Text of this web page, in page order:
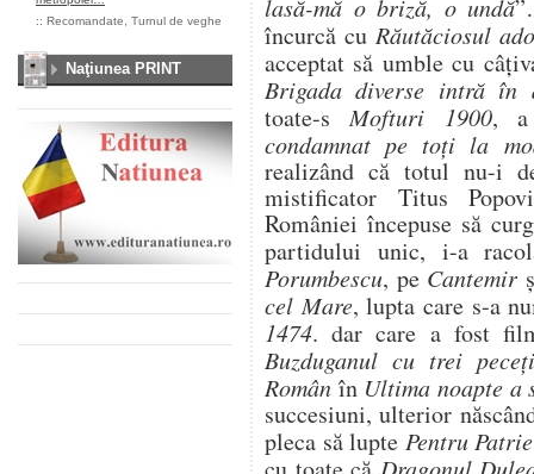
:: Recomandate Turnul de veghe
Naţiunea PRINT
lasă-mă o briză, o undă
încurcă cu Răutăciosul
acceptat să umble cu
Brigada diverse intră în
toate-sMofturi 1900, a
condamnat pe toți la
realizând că totul nu-i
mistificator Titus
României începuse să
partidului unic, i-a
Porumbescu, pe Cantemir
cel Mare, lupta care s-a
1474. dar care a fost
Buzduganul cu trei peceți
Român în Ultima noapte a
succesiuni, ulterior
pleca să lupte Pentru Patrie